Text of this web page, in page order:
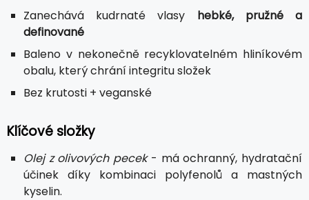
Zanechává kudrnaté vlasy hebké, pružné a
definované
Baleno v nekonečně recyklovatelném hliníkovém
obalu, který chrání integritu složek
Bez krutosti + veganské
Klíčové složky
Olej z olivových pecek- má ochranný, hydratační
účinek díky kombinaci polyfenolů a mastných
kyselin.